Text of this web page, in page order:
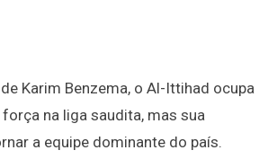
Karim Benzema, o Al-Ittihad ocupa
na liga saudita, mas sua
a equipe dominante do país.